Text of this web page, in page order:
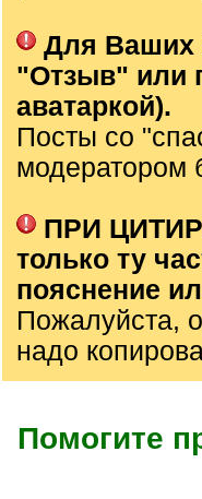
Для Ваших
"Отзыв" или
аватаркой).
Посты со
модератором
ПРИ
только ту
пояснение
Пожалуйста,
надо
Помогите